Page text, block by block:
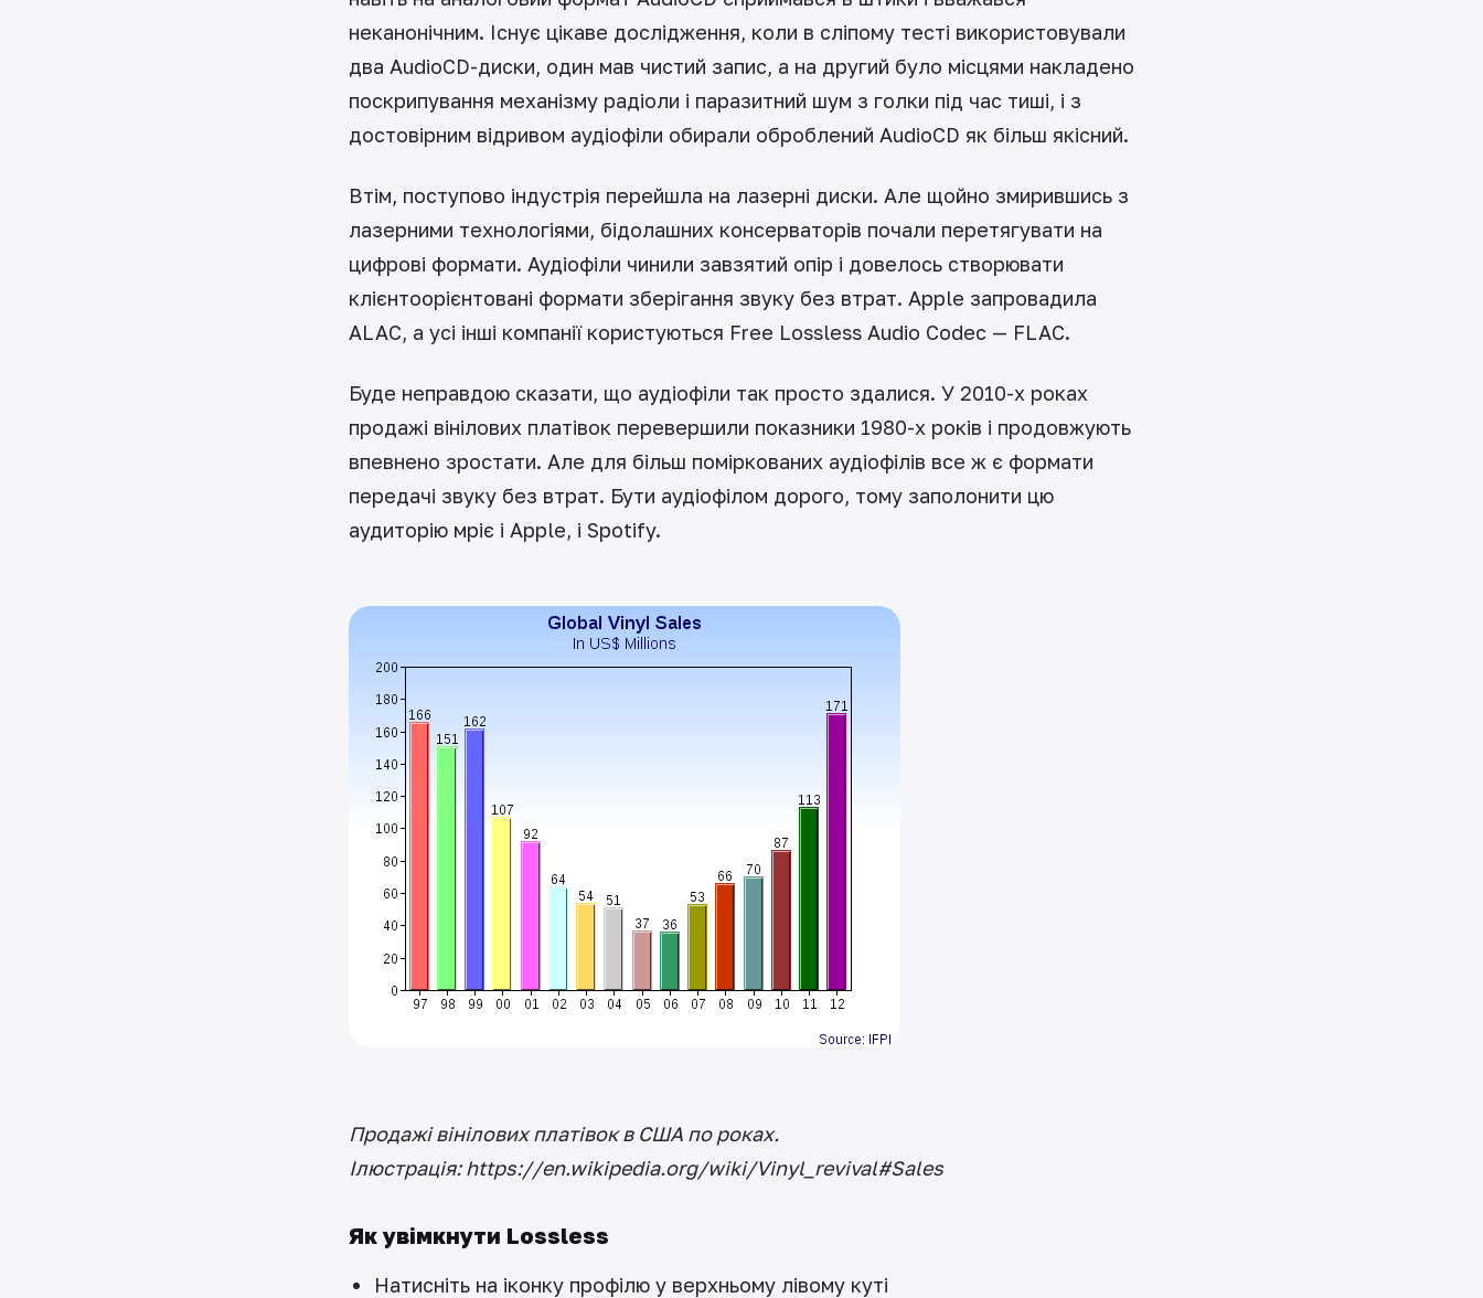
неканонічним. Існує цікаве дослідження, коли в сліпому тесті використовували
два AudioCD-диски, один мав чистий запис, а на другий було місцями накладено
поскрипування механізму радіоли і паразитний шум з голки під час тиші, і з
достовірним відривом аудіофіли обирали оброблений AudioCD як більш якісний.
Втім, поступово індустрія перейшла на лазерні диски. Але щойно змирившись з
лазерними технологіями, бідолашних консерваторів почали перетягувати на
цифрові формати. Аудіофіли чинили завзятий опір і довелось створювати
клієнтоорієнтовані формати зберігання звуку без втрат. Apple запровадила
ALAC, а усі інші компанії користуються Free Lossless Audio Codec — FLAC.
Буде неправдою сказати, що аудіофіли так просто здалися. У 2010-х роках
продажі вінілових платівок перевершили показники 1980-х років і продовжують
впевнено зростати. Але для більш поміркованих аудіофілів все ж є формати
передачі звуку без втрат. Бути аудіофілом дорого, тому заполонити цю
аудиторію мріє і Apple, і Spotify.
Продажі вінілових платівок в США по роках.
Ілюстрація: https://en.wikipedia.org/wiki/Vinyl_revival#Sales
Як увімкнути Lossless
Натисніть на іконку профілю у верхньому лівому куті